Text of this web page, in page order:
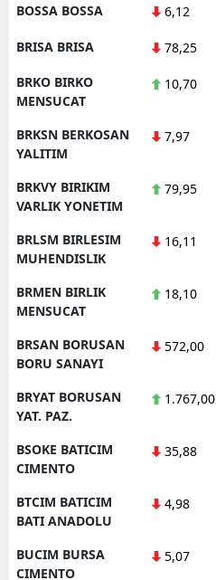
BOSSA BOSSA 6,12
BRISA BRISA 78,25
BRKO BIRKO
MENSUCAT
10,70
BRKSN BERKOSAN
YALITIM
7,97
BRKVY BIRIKIM
VARLIK YONETIM
79,95
BRLSM BIRLESIM
MUHENDISLIK
16,11
BRMEN BIRLIK
MENSUCAT
18,10
BRSAN BORUSAN
BORU SANAYI
572,00
BRYAT BORUSAN
YAT. PAZ.
1.767,00
BSOKE BATICIM
CIMENTO
35,88
BTCIM BATICIM
BATI ANADOLU
4,98
BUCIM BURSA
CIMENTO
5,07